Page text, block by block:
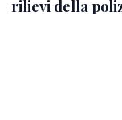
rilievi della